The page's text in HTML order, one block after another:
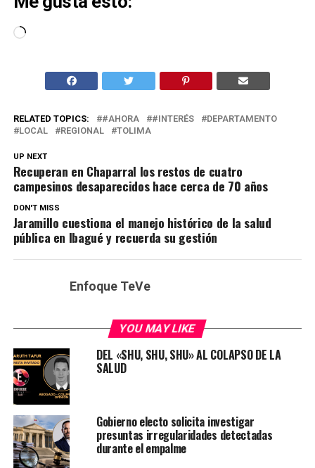
Cargando...
RELATED TOPICS: #AHORA #INTERÉS
DEPARTAMENTO
LOCAL
REGIONAL TOLIMA
UP NEXT
Recuperan en Chaparral los restos de cuatro
campesinos desaparecidos hace cerca de 70 años
DON'T MISS
Jaramillo cuestiona el manejo histórico de la salud
pública en Ibagué y recuerda su gestión
Enfoque TeVe
YOU MAY LIKE
DEL «SHU, SHU, SHU» AL COLAPSO DE LA
SALUD
Gobierno electo solicita investigar
presuntas irregularidades detectadas
durante el empalme